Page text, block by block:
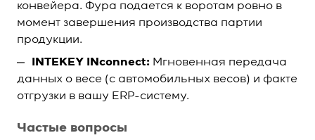
конвейера. Фура подается к воротам ровно в
момент завершения производства партии
продукции.
INTEKEY INconnect: Мгновенная передача
данных о весе (с автомобильных весов) и факте
отгрузки в вашу ERP-систему.
Частые вопросы